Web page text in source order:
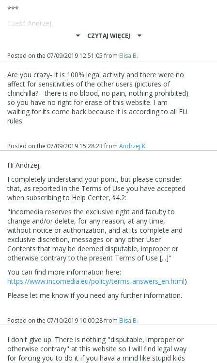
***
Cześć Andrzej,
Przepraszam za tę sytuację.
Proszę wziąć pod uwagę, że strony internetowe, które
zostały przesłane do naszej Galerii, muszą zostać
Jedną z nich jest zawartość strony internetowej: w twoim
przypadku Twoje treści, w szczególności te odnoszące się
do produktów futrzarskich, mogły mieć wpływ na
wrażliwość osobistą innych użytkowników. Dlatego nie
mogliśmy tego zatwierdzić.
CZYTAJ WIĘCEJ
Posted on the 07/09/2019 12:51:05from Elisa B.
Are you crazy- it is 100% legal activity and there were no
affect for sensitivities of the other users (pictures of
chinchilla? - there is no blood, no pain, nothing prohibited)
so you have no right for erase of this website. I am
waiting for its come back because it is according to all EU
rules.
Posted on the 07/09/2019 15:28:23from Andrzej K.
Hi Andrzej,
I completely understand your point, but please consider
that, as reported in the Terms of Use you have accepted
when subscribing to Help Center, §4.2:
"Incomedia reserves the exclusive right and faculty to
change and/or delete, for any reason, at any time,
without notice or authorization, and at its complete and
exclusive discretion, messages or any other User
Contents that may be deemed disputable, improper or
otherwise contrary to the present Terms of Use [...]"
You can find more information here:
https://www.incomedia.eu/policy/terms-answers_en.html)
Please let me know if you need any further information.
Posted on the 07/10/2019 10:00:28from Elisa B.
I don't give up. There is nothing "disputable, improper or
otherwise contrary" at this website so I will find legal way
for forcing you to do it if you hava a mind like stupid kids